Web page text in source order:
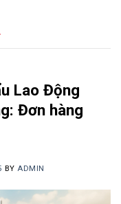
Lao Động
Đơn hàng
BY ADMIN